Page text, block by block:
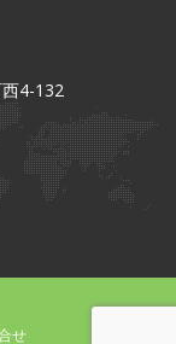
4-132
せ